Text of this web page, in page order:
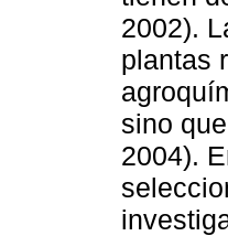
2002).
plantas
sino
2004).